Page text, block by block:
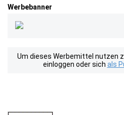
Werbebanner
Um dieses Werbemittel nutzen
einloggen oder sich als